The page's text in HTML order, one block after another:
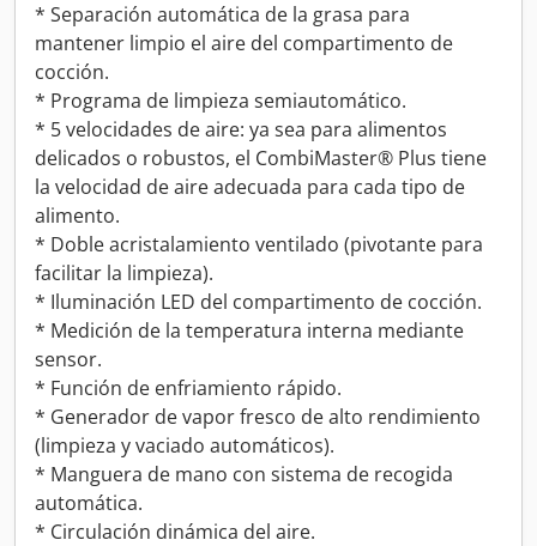
* Separación automática de la grasa para
mantener limpio el aire del compartimento de
cocción.
* Programa de limpieza semiautomático.
* 5 velocidades de aire: ya sea para alimentos
delicados o robustos, el CombiMaster® Plus tiene
la velocidad de aire adecuada para cada tipo de
alimento.
* Doble acristalamiento ventilado (pivotante para
facilitar la limpieza).
* Iluminación LED del compartimento de cocción.
* Medición de la temperatura interna mediante
sensor.
* Función de enfriamiento rápido.
* Generador de vapor fresco de alto rendimiento
(limpieza y vaciado automáticos).
* Manguera de mano con sistema de recogida
automática.
* Circulación dinámica del aire.